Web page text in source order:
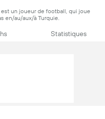
un joueur de football, qui joue
en/au/aux/à Turquie.
Statistiques